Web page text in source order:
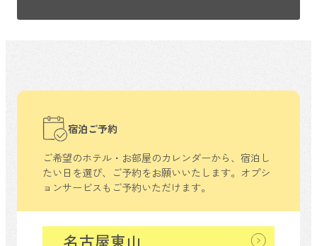
宿泊ご予約
ご希望のホテル・お部屋のカレンダーから、 宿泊し
たい日を選び、ご予約をお願いいたします。 オプシ
ョンサービスもご予約いただけます。
名古屋東山